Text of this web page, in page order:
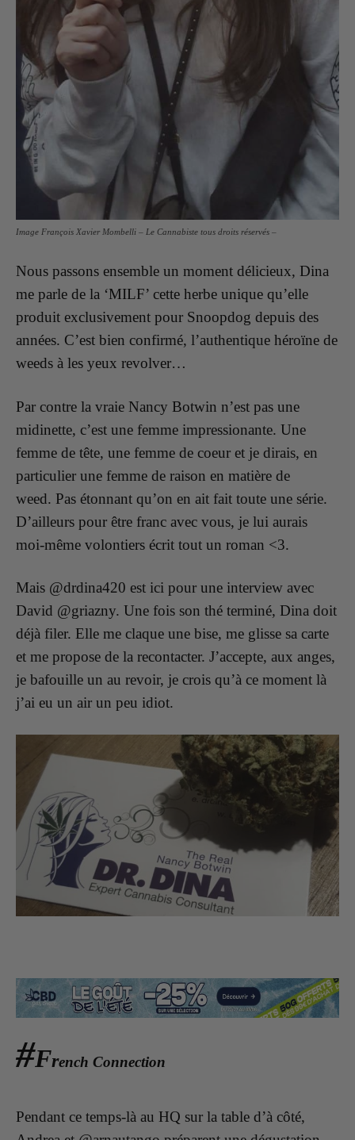
Image François Xavier Mombelli – Le Cannabiste tous droits réservés –
Nous passons ensemble un moment délicieux, Dina
me parle de la ‘MILF’ cette herbe unique qu’elle
produit exclusivement pour Snoopdog depuis des
années. C’est bien confirmé, l’authentique héroïne de
weeds à les yeux revolver…
Par contre la vraie Nancy Botwin n’est pas une
midinette, c’est une femme impressionante. Une
femme de tête, une femme de coeur et je dirais, en
particulier une femme de raison en matière de
weed. Pas étonnant qu’on en ait fait toute une série.
D’ailleurs pour être franc avec vous, je lui aurais
moi-même volontiers écrit tout un roman <3.
Mais @drdina420 est ici pour une interview avec
David @griazny. Une fois son thé terminé, Dina doit
déjà filer. Elle me claque une bise, me glisse sa carte
et me propose de la recontacter. J’accepte, aux anges,
je bafouille un au revoir, je crois qu’à ce moment là
j’ai eu un air un peu idiot.
#French Connection
Pendant ce temps-là au HQ sur la table d’à côté,